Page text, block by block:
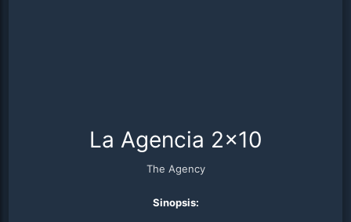
La Agencia 2x10
The Agency
Sinopsis: